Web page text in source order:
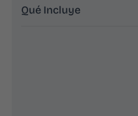
Qué Incluye